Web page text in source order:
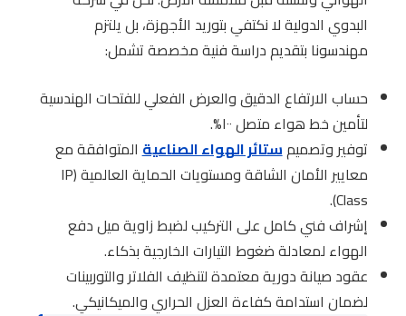
البدوي الدولية لا نكتفي بتوريد الأجهزة، بل يلتزم
مهندسونا بتقديم دراسة فنية مخصصة تشمل:
حساب الارتفاع الدقيق والعرض الفعلي للفتحات الهندسية
لتأمين خط هواء متصل ١٠٠%.
توفير وتصميمستائر الهواء الصناعيةالمتوافقة مع
معايير الأمان الشاقة ومستويات الحماية العالمية (IP
Class).
إشراف فني كامل على التركيب لضبط زاوية ميل دفع
الهواء لمعادلة ضغوط التيارات الخارجية بذكاء.
عقود صيانة دورية معتمدة لتنظيف الفلاتر والتوربينات
لضمان استدامة كفاءة العزل الحراري والميكانيكي.